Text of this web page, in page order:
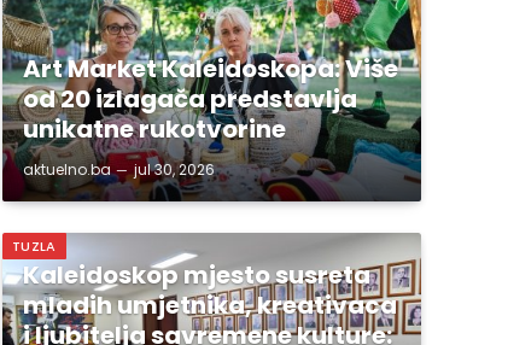
Art Market Kaleidoskopa: Više
od 20 izlagača predstavlja
unikatne rukotvorine
aktuelno.ba jul 30, 2026
TUZLA
Kaleidoskop mjesto susreta
mladih umjetnika, kreativaca
i ljubitelja savremene kulture: